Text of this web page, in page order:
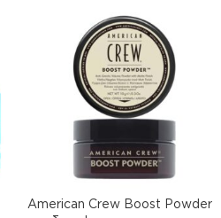
American Crew Boost Powder